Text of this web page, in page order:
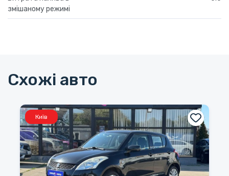
змішаному режимі
Схожі авто
Київ